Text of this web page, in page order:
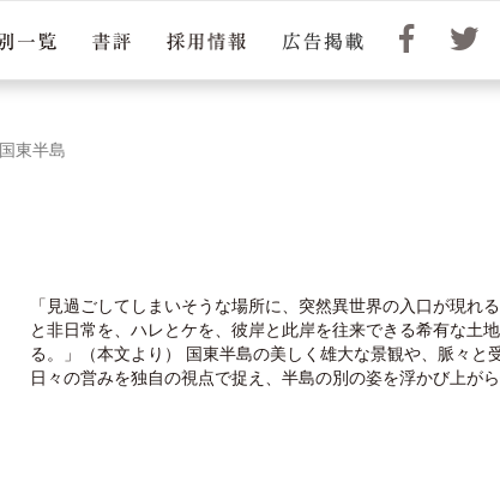
国東半島
「見過ごしてしまいそうな場所に、突然異世界の入口が現れ
と非日常を、ハレとケを、彼岸と此岸を往来できる希有な土
る。」（本文より） 国東半島の美しく雄大な景観や、脈々と
日々の営みを独自の視点で捉え、半島の別の姿を浮かび上がら